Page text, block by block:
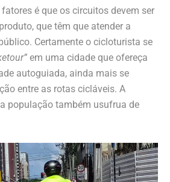
é que os circuitos devem ser
que têm que atender a
Certamente o cicloturista se
em uma cidade que ofereça
autoguiada, ainda mais se
entre as rotas cicláveis. A
população também usufrua de